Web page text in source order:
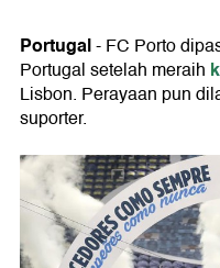
Portugal- FC Porto
Portugal setelah meraih
Lisbon. Perayaan pun
suporter.